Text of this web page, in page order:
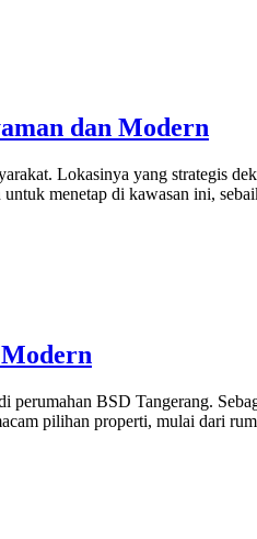
dan Modern
Lokasinya yang strategis
menetap di kawasan ini,
perumahan BSD Tangerang.
pilihan properti, mulai dari